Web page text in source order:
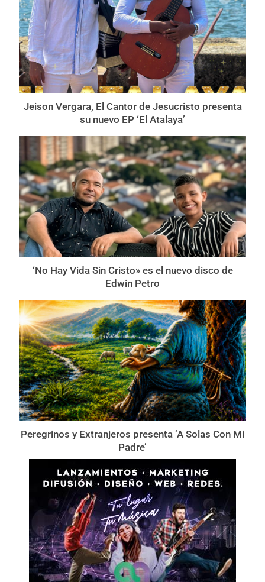
Jeison Vergara, El Cantor de Jesucristo presenta
su nuevo EP ‘El Atalaya’
‘No Hay Vida Sin Cristo» es el nuevo disco de
Edwin Petro
Peregrinos y Extranjeros presenta ‘A Solas Con Mi
Padre’